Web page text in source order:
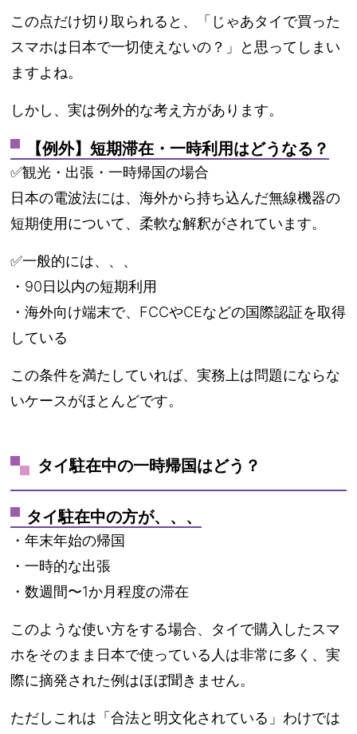
この点だけ切り取られると、「じゃあタイで買った
スマホは日本で一切使えないの？」と思ってしまい
ますよね。
しかし、実は例外的な考え方があります。
【例外】短期滞在・一時利用はどうなる？
✅観光・出張・一時帰国の場合
日本の電波法には、海外から持ち込んだ無線機器の
短期使用について、柔軟な解釈がされています。
✅一般的には、、、
・90日以内の短期利用
・海外向け端末で、FCCやCEなどの国際認証を取得
している
この条件を満たしていれば、実務上は問題にならな
いケースがほとんどです。
タイ駐在中の一時帰国はどう？
タイ駐在中の方が、、、
・年末年始の帰国
・一時的な出張
・数週間〜1か月程度の滞在
このような使い方をする場合、タイで購入したスマ
ホをそのまま日本で使っている人は非常に多く、実
際に摘発された例はほぼ聞きません。
ただしこれは「合法と明文化されている」わけでは